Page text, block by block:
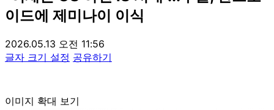
이드에 제미나이 이식
2026.05.13 오전 11:56
글자 크기 설정 공유하기
이미지 확대 보기